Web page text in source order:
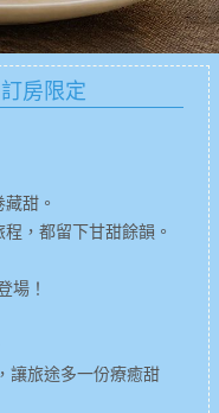
房限定
甜。
，都留下甘甜餘韻。
場！
讓旅途多一份療癒甜